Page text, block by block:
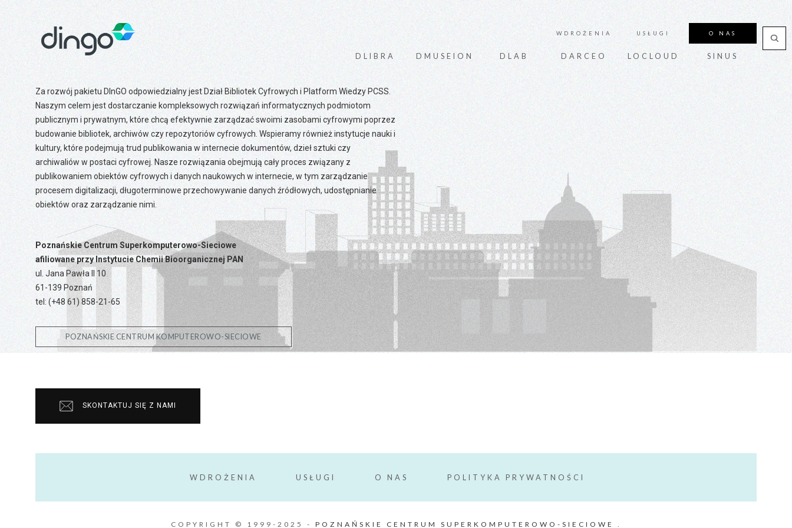
WDROŻENIA USŁUGI O NAS
DLIBRA DMUSEION DLAB DARCEO LOCLOUD SINUS
Za rozwój pakietu DInGO odpowiedzialny jest Dział Bibliotek Cyfrowych i Platform Wiedzy PCSS.
Naszym celem jest dostarczanie kompleksowych rozwiązań informatycznych podmiotom
publicznym i prywatnym, które chcą efektywnie zarządzać swoimi zasobami cyfrowymi poprzez
budowanie bibliotek, archiwów czy repozytoriów cyfrowych. Wspieramy również instytucje nauki i
kultury, które podejmują trud publikowania w internecie dokumentów, dzieł sztuki czy
archiwaliów w postaci cyfrowej. Nasze rozwiązania obejmują cały proces związany z
publikowaniem obiektów cyfrowych i danych naukowych w internecie, w tym zarządzanie
procesem digitalizacji, długoterminowe przechowywanie danych źródłowych, udostępnianie
obiektów oraz zarządzanie nimi.
Poznańskie Centrum Superkomputerowo-Sieciowe
afiliowane przy Instytucie Chemii Bioorganicznej PAN
ul. Jana Pawła II 10
61-139 Poznań
tel: (+48 61) 858-21-65
POZNAŃSKIE CENTRUM KOMPUTEROWO-SIECIOWE
SKONTAKTUJ SIĘ Z NAMI
WDROŻENIA USŁUGI O NAS POLITYKA PRYWATNOŚCI
COPYRIGHT © 1999-2025 - POZNAŃSKIE CENTRUM SUPERKOMPUTEROWO-SIECIOWE .